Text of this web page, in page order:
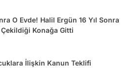
O Evde! Halil Ergün 16 Yıl Sonra
Konağa Gitti
İlişkin Kanun Teklifi